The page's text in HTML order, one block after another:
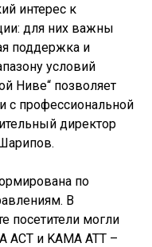
интерес к
для них важны
поддержка и
условий
Ниве“ позволяет
с профессиональной
директор
по
В
посетители могли
ACT и KAMA ATT –